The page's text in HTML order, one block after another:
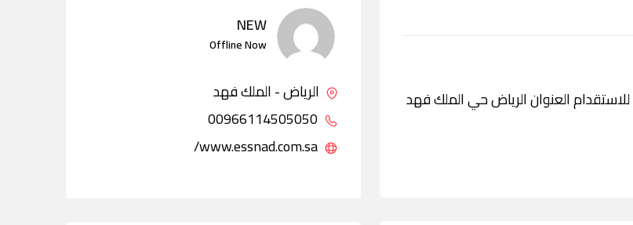
المهني للاستقدام العنوان الرياض حي الملك فهد
NEW
Offline Now
الرياض - الملك فهد